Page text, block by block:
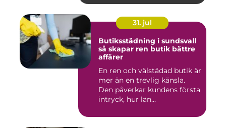
31. jul
Butiksstädning i sundsvall
så skapar ren butik bättre
affärer
En ren och välstädad butik är
mer än en trevlig känsla.
Den påverkar kundens första
intryck, hur län...